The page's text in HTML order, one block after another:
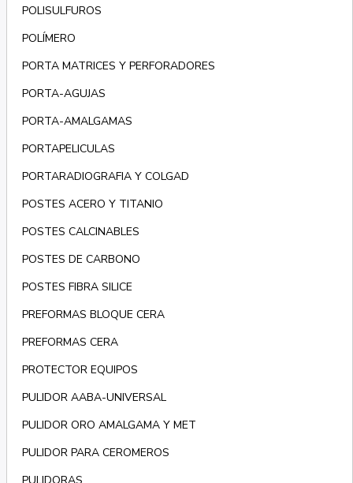
POLISULFUROS
POLÍMERO
PORTA MATRICES Y PERFORADORES
PORTA-AGUJAS
PORTA-AMALGAMAS
PORTAPELICULAS
PORTARADIOGRAFIA Y COLGAD
POSTES ACERO Y TITANIO
POSTES CALCINABLES
POSTES DE CARBONO
POSTES FIBRA SILICE
PREFORMAS BLOQUE CERA
PREFORMAS CERA
PROTECTOR EQUIPOS
PULIDOR AABA-UNIVERSAL
PULIDOR ORO AMALGAMA Y MET
PULIDOR PARA CEROMEROS